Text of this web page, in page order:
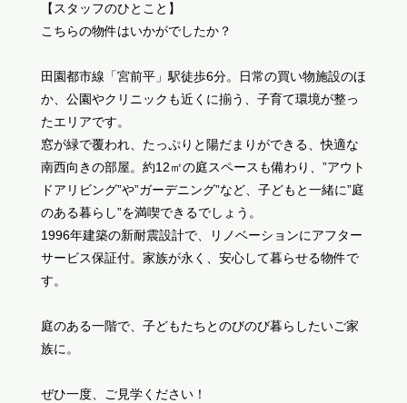
【スタッフのひとこと】
こちらの物件はいかがでしたか？
田園都市線「宮前平」駅徒歩6分。日常の買い物施設のほ
か、公園やクリニックも近くに揃う、子育て環境が整っ
たエリアです。
窓が緑で覆われ、たっぷりと陽だまりができる、快適な
南西向きの部屋。約12㎡の庭スペースも備わり、”アウト
ドアリビング”や”ガーデニング”など、子どもと一緒に”庭
のある暮らし”を満喫できるでしょう。
1996年建築の新耐震設計で、リノベーションにアフター
サービス保証付。家族が永く、安心して暮らせる物件で
す。
庭のある一階で、子どもたちとのびのび暮らしたいご家
族に。
ぜひ一度、ご見学ください！